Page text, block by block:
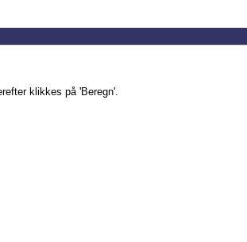
klikkes på 'Beregn'.